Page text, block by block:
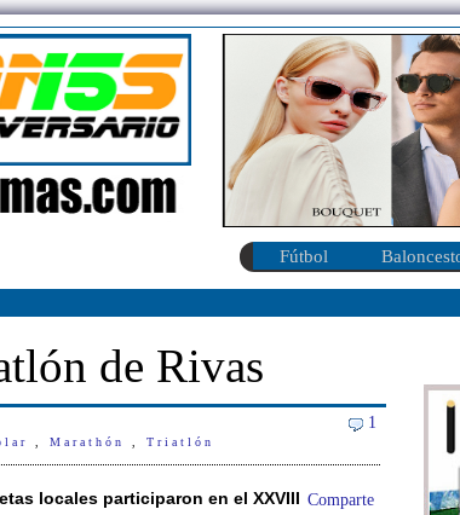
Fútbol
de Rivas
1
Marathón Triatlón
Comparte
locales participaron en el XXVIII